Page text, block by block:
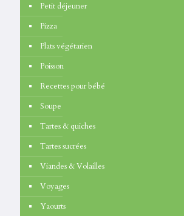
Petit déjeuner
Pizza
Plats végétarien
Poisson
Recettes pour bébé
Soupe
Tartes & quiches
Tartes sucrées
Viandes & Volailles
Voyages
Yaourts